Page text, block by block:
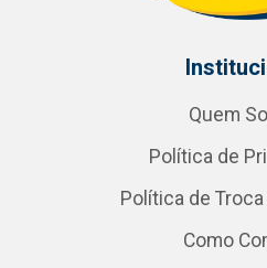
Quem
Política de
Política de
Como